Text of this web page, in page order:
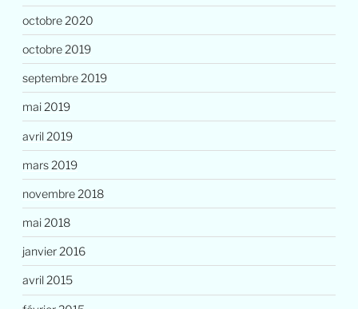
octobre 2020
octobre 2019
septembre 2019
mai 2019
avril 2019
mars 2019
novembre 2018
mai 2018
janvier 2016
avril 2015